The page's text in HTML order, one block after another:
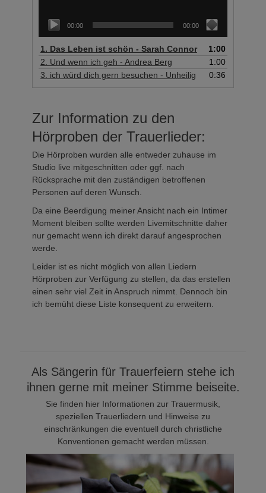
00:00 00:00
1. Das Leben ist schön - Sarah Connor
1:00
2. Und wenn ich geh - Andrea Berg
1:00
3. ich würd dich gern besuchen - Unheilig 0:36
Zur Information zu den
Hörproben der Trauerlieder:
Die Hörproben wurden alle entweder zuhause im
Studio live mitgeschnitten oder ggf. nach
Rücksprache mit den zuständigen betroffenen
Personen auf deren Wunsch.
Da eine Beerdigung meiner Ansicht nach ein Intimer
Moment bleiben sollte werden Livemitschnitte daher
nur gemacht wenn ich direkt darauf angesprochen
werde.
Leider ist es nicht möglich von allen Liedern
Hörproben zur Verfügung zu stellen, da das erstellen
einen sehr viel Zeit in Anspruch nimmt. Dennoch bin
ich bemüht diese Liste konsequent zu erweitern.
Als Sängerin für Trauerfeiern stehe ich
ihnen gerne mit meiner Stimme beiseite.
Sie finden hier Informationen zur Trauermusik,
speziellen Trauerliedern und Hinweise zu
einschränkungen die eventuell durch christliche
Konventionen gemacht werden müssen.